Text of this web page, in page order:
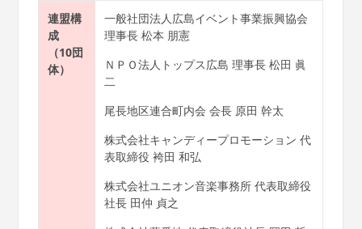
連盟構
成
（10団
体）
一般社団法人広島イベント事業振興協会
理事長 松本 朋憲
ＮＰＯ法人トップス広島 理事長 松田 眞
二
尾長地区連合町内会 会長 原田 幹太
株式会社キャンディープロモーション 代
表取締役 袴田 和弘
株式会社ユニオン音楽事務所 代表取締役
社長 田仲 貞之